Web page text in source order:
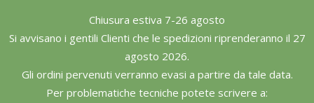
Chiusura estiva 7-26 agosto
Si avvisano i gentili Clienti che le spedizioni riprenderanno il 27
agosto 2026.
Gli ordini pervenuti verranno evasi a partire da tale data.
Per problematiche tecniche potete scrivere a:
content